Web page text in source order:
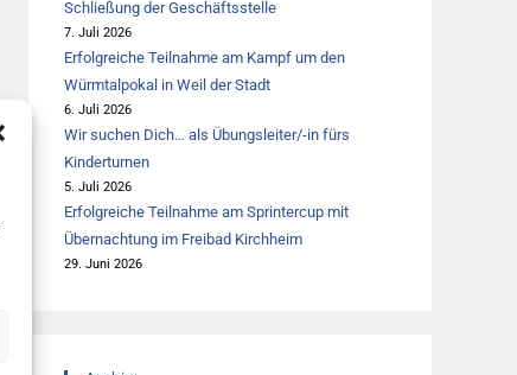
Schließung der Geschäftsstelle
7. Juli 2026
Erfolgreiche Teilnahme am Kampf um den
Würmtalpokal in Weil der Stadt
6. Juli 2026
Wir suchen Dich… als Übungsleiter/-in fürs
Kinderturnen
5. Juli 2026
Erfolgreiche Teilnahme am Sprintercup mit
Übernachtung im Freibad Kirchheim
29. Juni 2026